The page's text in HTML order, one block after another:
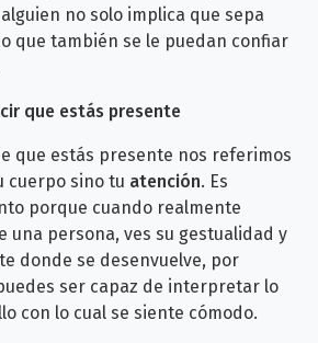
no solo implica que sepa
que también se le puedan confiar
que estás presente
que estás presente nos referimos
cuerpo sino tu atención. Es
porque cuando realmente
una persona, ves su gestualidad y
donde se desenvuelve, por
ser capaz de interpretar lo
con lo cual se siente cómodo.